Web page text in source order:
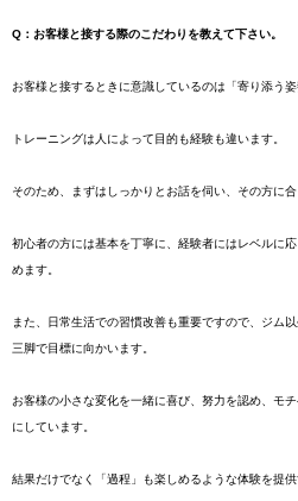
Q：お客様と接する際のこだわりを教えて下さい。
お客様と接するときに意識しているのは「寄り添う姿
トレーニングは人によって目的も経験も違います。
そのため、まずはしっかりとお話を伺い、その方に
初心者の方には基本を丁寧に、経験者にはレベルに
めます。
また、日常生活での習慣改善も重要ですので、ジム
三脚で目標に向かいます。
お客様の小さな変化を一緒に喜び、努力を認め、モ
にしています。
結果だけでなく「過程」も楽しめるような体験を提